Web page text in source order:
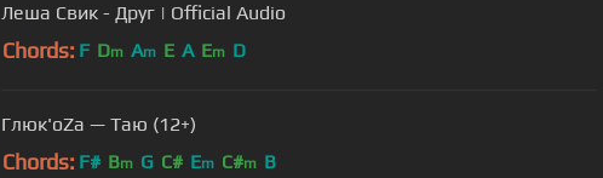
Леша Свик - Друг | Official Audio
Chords: F Dm Am E A Em D
Глюк'oZа — Таю (12+)
Chords: F# Bm G C# Em C#m B